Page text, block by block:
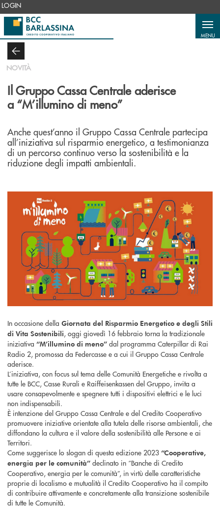
Salta al contenuto principale
LOGIN
MENU
NOVITÀ
Il Gruppo Cassa Centrale aderisce
a “M’illumino di meno”
Anche quest’anno il Gruppo Cassa Centrale partecipa
all’iniziativa sul risparmio energetico, a testimonianza
di un percorso continuo verso la sostenibilità e la
riduzione degli impatti ambientali.
In occasione della Giornata del Risparmio Energetico e degli Stili
di Vita Sostenibili, oggi giovedì 16 febbraio torna la tradizionale
iniziativa “M’illumino di meno” dal programma Caterpillar di Rai
Radio 2, promossa da Federcasse e a cui il Gruppo Cassa Centrale
aderisce.
L’iniziativa, con focus sul tema delle Comunità Energetiche e rivolta a
tutte le BCC, Casse Rurali e Raiffeisenkassen del Gruppo, invita a
usare consapevolmente e spegnere tutti i dispositivi elettrici e le luci
non indispensabili.
È intenzione del Gruppo Cassa Centrale e del Credito Cooperativo
promuovere iniziative orientate alla tutela delle risorse ambientali, che
diffondano la cultura e il valore della sostenibilità alle Persone e ai
Territori.
Come suggerisce lo slogan di questa edizione 2023 “Cooperative,
energia per le comunità” declinato in “Banche di Credito
Cooperativo, energia per le comunità”, in virtù delle caratteristiche
proprie di localismo e mutualità il Credito Cooperativo ha il compito
di contribuire attivamente e concretamente alla transizione sostenibile
di tutte le Comunità.